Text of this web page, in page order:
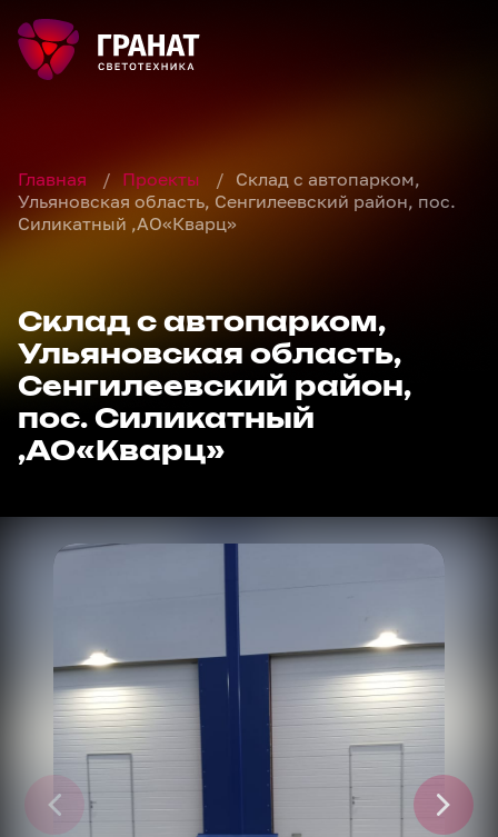
Главная / Проекты / Склад с автопарком,
Ульяновская область, Сенгилеевский район, пос.
Силикатный ,АО«Кварц»
Склад с автопарком,
Ульяновская область,
Сенгилеевский район,
пос. Силикатный
,АО«Кварц»